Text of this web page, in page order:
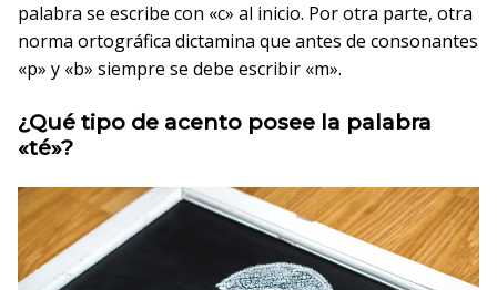
palabra se escribe con «c» al inicio. Por otra parte, otra
norma ortográfica dictamina que antes de consonantes
«p» y «b» siempre se debe escribir «m».
¿Qué tipo de acento posee la palabra
«té»?